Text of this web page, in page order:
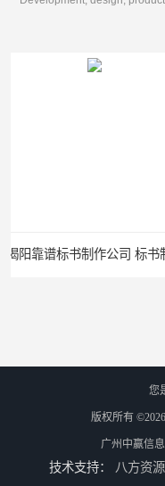
您
版权所有
广州中赢信
技术支持： 八方资